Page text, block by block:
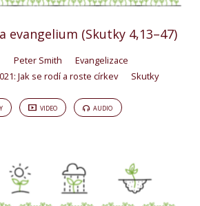
evangelium (Skutky 4,13–47)
Peter Smith
Evangelizace
Jak se rodí a roste církev
Skutky
VIDEO AUDIO